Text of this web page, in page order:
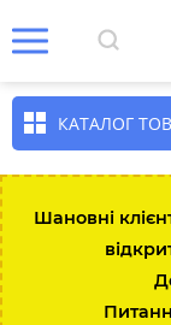
КАТАЛОГ
Шановні